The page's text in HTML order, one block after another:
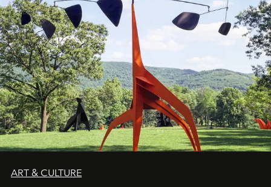
ART & CULTURE